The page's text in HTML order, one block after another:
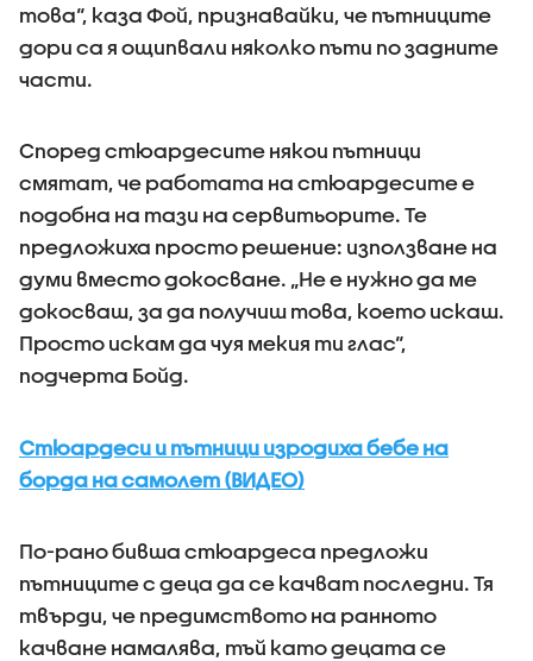
това“, каза Фой, признавайки, че пътниците
дори са я ощипвали няколко пъти по задните
части.
Според стюардесите някои пътници
смятат, че работата на стюардесите е
подобна на тази на сервитьорите. Те
предложиха просто решение: използване на
думи вместо докосване. „Не е нужно да ме
докосваш, за да получиш това, което искаш.
Просто искам да чуя мекия ти глас“,
подчерта Бойд.
Стюардеси и пътници изродиха бебе на
борда на самолет (ВИДЕО)
По-рано бивша стюардеса предложи
пътниците с деца да се качват последни. Тя
твърди, че предимството на ранното
качване намалява, тъй като децата се